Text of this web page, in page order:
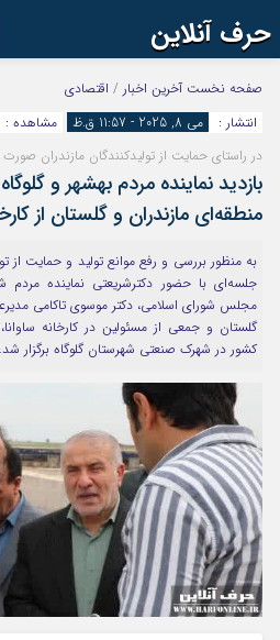
حرف آنلاین
اینستاگرام
آپارات
رمز عبور
مرا به خاطر بسپار
صفحه نخست آخرین اخبار / اقتصادی
انتشار :
می 8, 2025 - 11:57 ق.ظ مشاهده :
در راستای حمایت از تولیدکنندگان مازندران
بازدید نماینده مردم بهشهر و
منطقه‌ای مازندران و گلستان از
به منظور بررسی و رفع موانع تولید و حمایت از
جلسه‌ای با حضور دکترشریعتی نماینده مردم
مجلس شورای اسلامی، دکتر موسوی تاکامی
گلستان و جمعی از مسئولین در کارخانه
کشور در شهرک صنعتی شهرستان گلوگاه برگزار شد.